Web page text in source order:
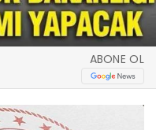
ABONE OL